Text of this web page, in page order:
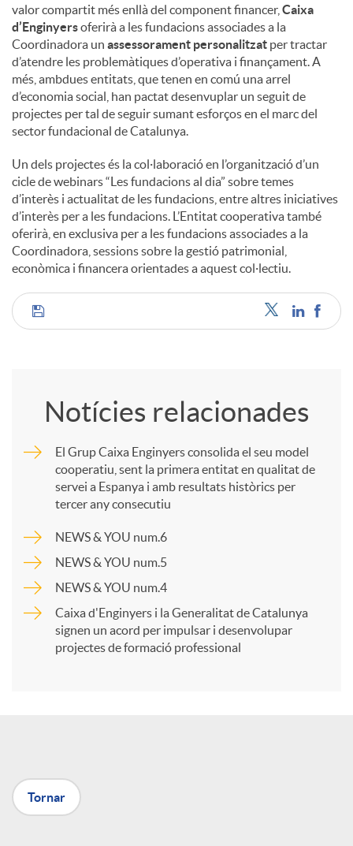
valor compartit més enllà del component financer, Caixa
d’Enginyersoferirà a les fundacions associades a la
Coordinadora un assessorament personalitzat per tractar
d’atendre les problemàtiques d’operativa i finançament. A
més, ambdues entitats, que tenen en comú una arrel
d’economia social, han pactat desenvuplar un seguit de
projectes per tal de seguir sumant esforços en el marc del
sector fundacional de Catalunya.
Un dels projectes és la col·laboració en l’organització d’un
cicle de webinars “Les fundacions al dia” sobre temes
d’interès i actualitat de les fundacions, entre altres iniciatives
d’interès per a les fundacions. L’Entitat cooperativa també
oferirà, en exclusiva per a les fundacions associades a la
Coordinadora, sessions sobre la gestió patrimonial,
econòmica i financera orientades a aquest col·lectiu.
C
a
r
a
Notícies relacionades
El Grup Caixa Enginyers consolida el seu model
cooperatiu, sent la primera entitat en qualitat de
servei a Espanya i amb resultats històrics per
tercer any consecutiu
NEWS & YOU num.6
NEWS & YOU num.5
NEWS & YOU num.4
Caixa d'Enginyers i la Generalitat de Catalunya
signen un acord per impulsar i desenvolupar
projectes de formació professional
Tornar